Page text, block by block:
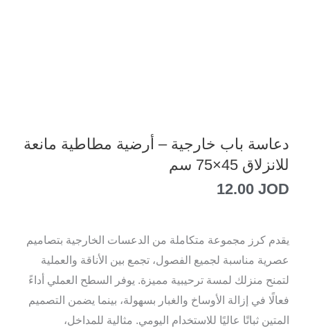
دعاسة باب خارجية – أرضية مطاطية مانعة
للانزلاق 45×75 سم
12.00 JOD
يقدم كرز مجموعة متكاملة من الدعسات الخارجية بتصاميم
عصرية مناسبة لجميع الفصول، تجمع بين الأناقة والعملية
لتمنح منزلك لمسة ترحيبية مميزة. يوفر السطح العملي أداءً
فعالًا في إزالة الأوساخ والغبار بسهولة، بينما يضمن التصميم
المتين ثباتًا عاليًا للاستخدام اليومي. مثالية للمداخل،